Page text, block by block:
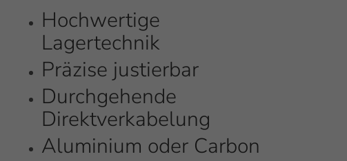
Hochwertige
Lagertechnik
Präzise justierbar
Durchgehende
Direktverkabelung
Aluminium oder Carbon